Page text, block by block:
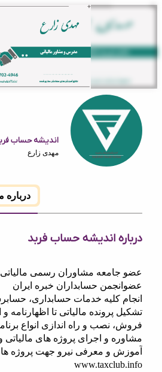
اندیشه حساب فربد
مهدی زارع
اندیشه حساب فربد
مشاوران رسمی مالیاتی ایران
حسابداران خبره ایران
کلیه خدمات حسابداری، حسابرسی و
مالیاتی تا اظهارنامه و انواع
نصب و راه اندازی انواع برنامه های
و اجرای پروژه های مالیاتی و
و معرفی نیرو جهت پروژه ها